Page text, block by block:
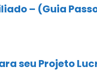
– (Guia
seu Projeto